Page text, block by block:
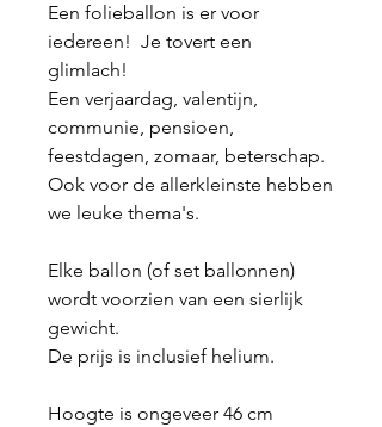
Een folieballon is er voor
iedereen! Je tovert een
glimlach!
Een verjaardag, valentijn,
communie, pensioen,
feestdagen, zomaar, beterschap.
Ook voor de allerkleinste hebben
we leuke thema's.
Elke ballon (of set ballonnen)
wordt voorzien van een sierlijk
gewicht.
De prijs is inclusief helium.
Hoogte is ongeveer 46 cm